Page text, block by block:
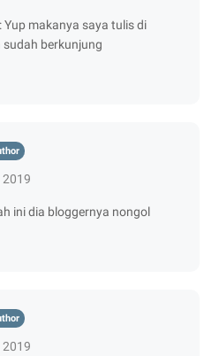
Yup makanya saya tulis di
sudah berkunjung
2019
ini dia bloggernya nongol
2019